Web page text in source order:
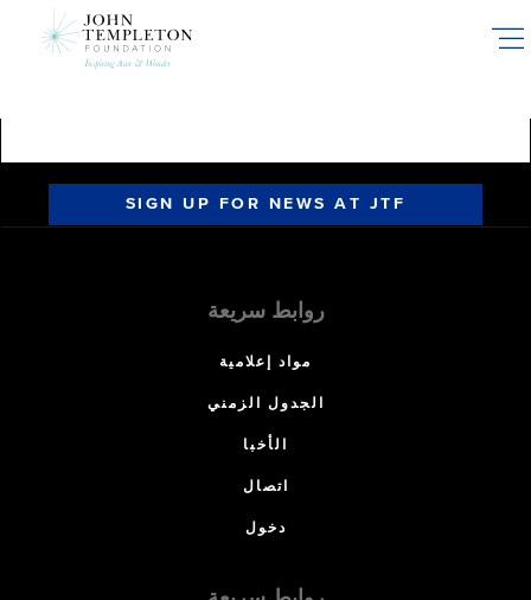
SIGN UP FOR NEWS AT JTF
روابط سريعة
مواد إعلامية
الجدول الزمني
الأخبا
اتصال
دخول